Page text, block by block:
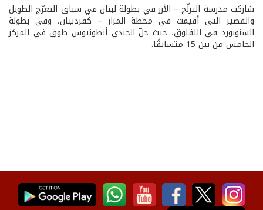
شاركت مدرسة التزلّج – الأرز في بطولة لبنان في سباق التعرّج الطويل
والقصير التي أقيمت في محطة المزار – كفردبيان، وفي بطولة
السنوبورد في اللقلوق، حيث حلّ الجندي أنطونيوس طوق في المركز
الخامس من بين 15 متسابقًا.